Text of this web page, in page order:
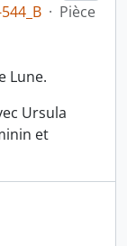
· Pièce
Lune.
Ursula
et